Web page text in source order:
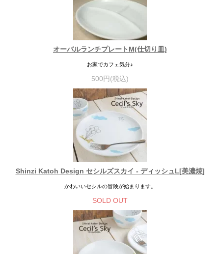
オーバルランチプレートM(仕切り皿)
お家でカフェ気分♪
500円(税込)
Shinzi Katoh Design セシルズスカイ - ディッシュL[美濃焼]
かわいいセシルの冒険が始まります。
SOLD OUT